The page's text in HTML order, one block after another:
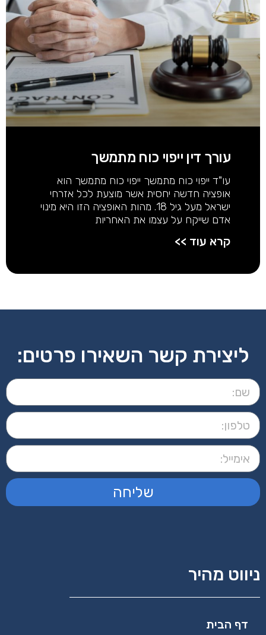
עורך דין ייפוי כוח מתמשך
עו"ד ייפוי כוח מתמשך ייפוי כוח מתמשך הוא
אופציה חדשה יחסית אשר מוצעת לכל אזרחי
ישראל מעל גיל 18. מהות האופציה הזו היא מינוי
אדם שייקח על עצמו את האחריות
קרא עוד >>
ליצירת קשר השאירו פרטים:
שליחה
ניווט מהיר
דף הבית